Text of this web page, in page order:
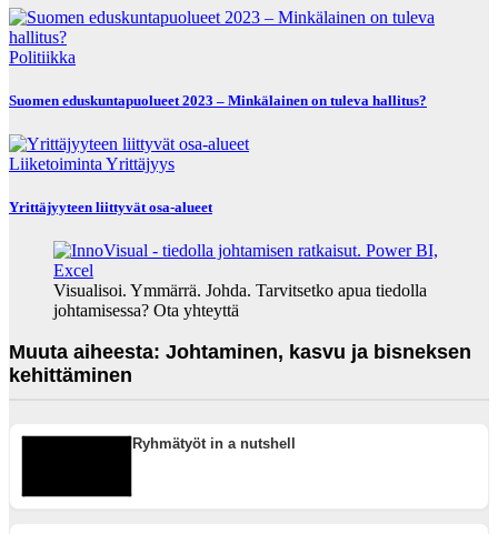
Politiikka
Suomen eduskuntapuolueet 2023 – Minkälainen on tuleva hallitus?
Liiketoiminta Yrittäjyys
Yrittäjyyteen liittyvät osa-alueet
Visualisoi. Ymmärrä. Johda. Tarvitsetko apua tiedolla
johtamisessa? Ota yhteyttä
Muuta aiheesta: Johtaminen, kasvu ja bisneksen
kehittäminen
Ryhmätyöt in a nutshell